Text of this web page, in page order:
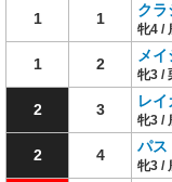
1 1 クラ
牝4 /
1 2 メ
牝3 /
2 3 レイ
牝3 /
2 4 パス
牝3 /